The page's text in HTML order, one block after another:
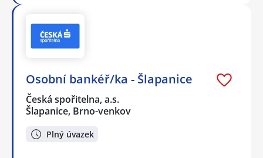
Osobní bankéř/ka - Šlapanice
Česká spořitelna, a.s.
Šlapanice, Brno-venkov
Plný úvazek